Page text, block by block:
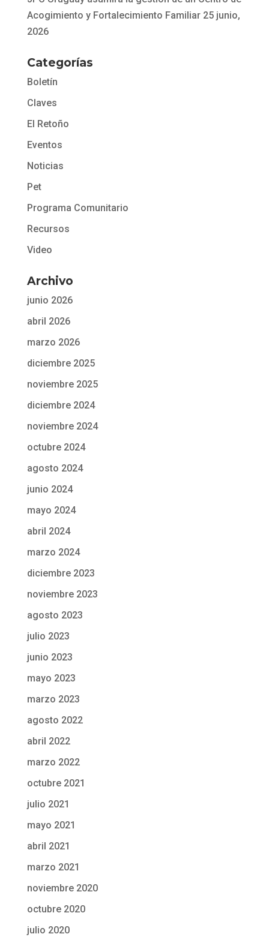
Acogimiento y Fortalecimiento Familiar 25 junio,
2026
Categorías
Boletín
Claves
El Retoño
Eventos
Noticias
Pet
Programa Comunitario
Recursos
Video
Archivo
junio 2026
abril 2026
marzo 2026
diciembre 2025
noviembre 2025
diciembre 2024
noviembre 2024
octubre 2024
agosto 2024
junio 2024
mayo 2024
abril 2024
marzo 2024
diciembre 2023
noviembre 2023
agosto 2023
julio 2023
junio 2023
mayo 2023
marzo 2023
agosto 2022
abril 2022
marzo 2022
octubre 2021
julio 2021
mayo 2021
abril 2021
marzo 2021
noviembre 2020
octubre 2020
julio 2020